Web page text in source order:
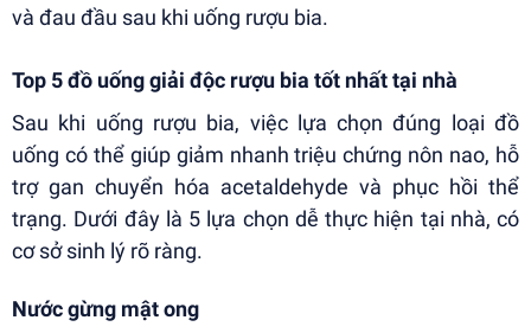
và đau đầu sau khi uống rượu bia.
Top 5 đồ uống giải độc rượu bia tốt nhất tại nhà
Sau khi uống rượu bia, việc lựa chọn đúng loại đồ
uống có thể giúp giảm nhanh triệu chứng nôn nao, hỗ
trợ gan chuyển hóa acetaldehyde và phục hồi thể
trạng. Dưới đây là 5 lựa chọn dễ thực hiện tại nhà, có
cơ sở sinh lý rõ ràng.
Nước gừng mật ong